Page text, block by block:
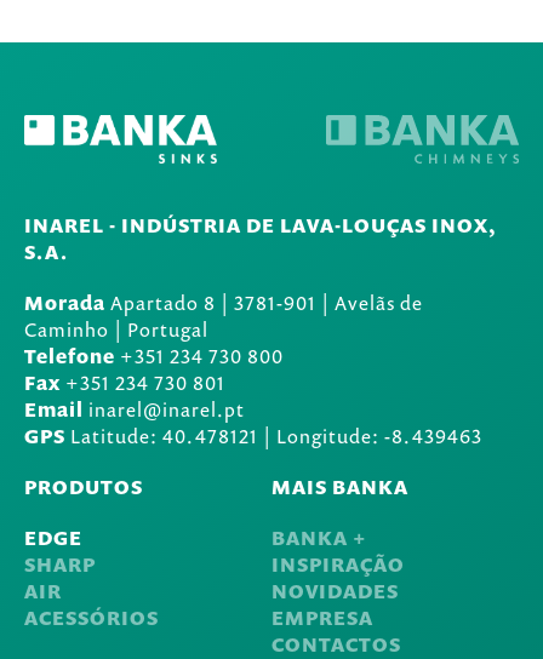
INAREL - INDÚSTRIA DE LAVA-LOUÇAS INOX,
S.A.
Morada Apartado 8 | 3781-901 | Avelãs de
Caminho | Portugal
Telefone +351 234 730 800
Fax +351 234 730 801
Email inarel@inarel.pt
GPS Latitude: 40.478121 | Longitude: -8.439463
PRODUTOS
EDGE
SHARP
AIR
ACESSÓRIOS
MAIS BANKA
BANKA +
INSPIRAÇÃO
NOVIDADES
EMPRESA
CONTACTOS